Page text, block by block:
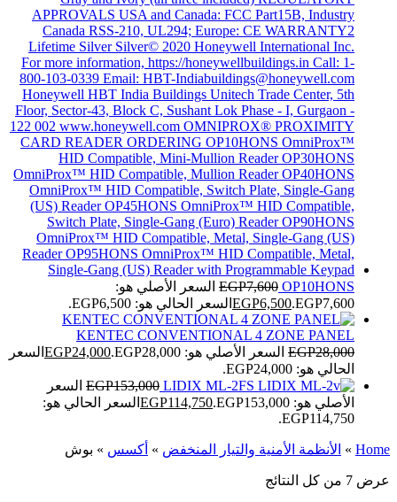
OP10HONS
EGP7,600
السعر الأصلي هو:
EGP7,600.
EGP6,500 السعر الحالي هو: EGP6,500.
KENTEC CONVENTIONAL 4 ZONE PANEL
EGP28,000 السعر الأصلي هو: EGP28,000. EGP24,000
السعر
الحالي هو: EGP24,000.
LIDIX ML-2FS
EGP153,000
السعر
الأصلي هو: EGP153,000.
EGP114,750
السعر الحالي هو:
EGP114,750.
Home
» الأنظمة الأمنية والتيار المنخفض » أكسس » بوش
عرض ⁦7⁩ من كل النتائج